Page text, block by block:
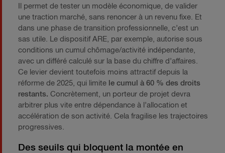
Il permet de tester un modèle économique, de valider
une traction marché, sans renoncer à un revenu fixe. Et
dans une phase de transition professionnelle, c’est un
sas utile. Le dispositif ARE, par exemple, autorise sous
conditions un cumul chômage/activité indépendante,
avec un différé calculé sur la base du chiffre d’affaires.
Ce levier devient toutefois moins attractif depuis la
réforme de 2025, qui limite le cumul à 60 % des droits
restants. Concrètement, un porteur de projet devra
arbitrer plus vite entre dépendance à l’allocation et
accélération de son activité. Cela fragilise les trajectoires
progressives.
Des seuils qui bloquent la montée en